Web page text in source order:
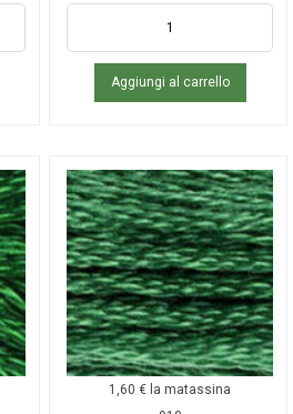
Aggiungi al carrello
1,60€ la matassina